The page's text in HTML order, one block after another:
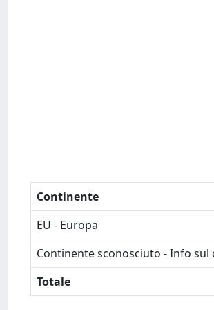
Continente
EU - Europa
Continente sconosciuto - Info
Totale